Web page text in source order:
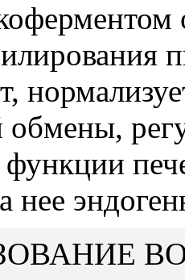
нее